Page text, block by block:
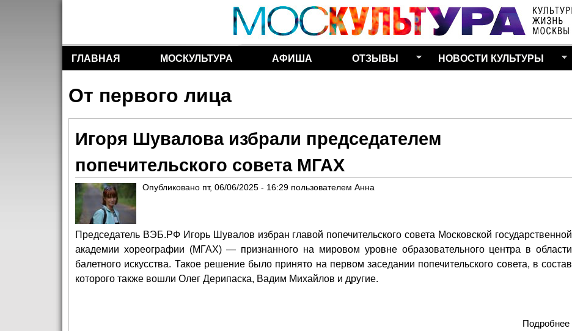
Перейти к основному
содержанию
Разделы сайта
ГЛАВНАЯ МОСКУЛЬТУРА АФИША ОТЗЫВЫ НОВОСТИ КУЛЬТУРЫ
От первого лица
Игоря Шувалова избрали председателем
попечительского совета МГАХ
Опубликовано пт, 06/06/2025 - 16:29 пользователем Анна
Председатель ВЭБ.РФ Игорь Шувалов избран главой попечительского совета Московской государственной
академии хореографии (МГАХ) — признанного на мировом уровне образовательного центра в области
балетного искусства. Такое решение было принято на первом заседании попечительского совета, в состав
которого также вошли Олег Дерипаска, Вадим Михайлов и другие.
Подробнее